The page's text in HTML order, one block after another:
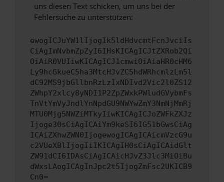
uns diesen Text schicken, um uns bei der
Fehlersuche zu unterstützen:
ewogICJuYW1lIjogIk5ldHdvcmtFcnJvciIs
CiAgImNvbmZpZyI6IHsKICAgICJtZXRob2Qi
OiAiR0VUIiwKICAgICJ1cmwiOiAiaHR0cHM6
Ly9hcGkueC5ha3MtcHJvZC5hdWRhcmlzLm5l
dC92MS9jbGllbnRzLzIxNDIvd2Vic2l0ZS12
ZWhpY2xlcy8yNDI1P2ZpZWxkPWludGVybmFs
TnVtYmVyJndlYnNpdGU9NWYwZmY3NmNjMmRj
MTU0Mjg5NWZiMTkyIiwKICAgICJoZWFkZXJz
Ijoge30sCiAgICAiYm9keSI6IG51bGwsCiAg
ICAiZXhwZWN0IjogewogICAgICAicmVzcG9u
c2VUeXBlIjogIiIKICAgIH0sCiAgICAidGlt
ZW91dCI6IDAsCiAgICAicHJvZ3Jlc3MiOiBu
dWxsLAogICAgInJpc2t5IjogZmFsc2UKICB9
Cn0=